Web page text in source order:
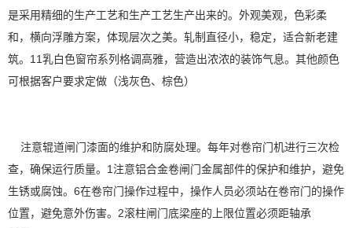
是采用精细的生产工艺和生产工艺生产出来的。外观美观，色彩柔
和，横向浮雕方案，体现层次之美。轧制直径小，稳定，适合新老建
筑。11乳白色窗帘系列格调高雅，营造出浓浓的装饰气息。其他颜色
可根据客户要求定做（浅灰色、棕色）
注意辊道闸门漆面的维护和防腐处理。每年对卷帘门机进行三次检
查，确保运行质量。1注意铝合金卷闸门金属部件的保护和维护，避免
生锈或腐蚀。6在卷帘门操作过程中，操作人员必须站在卷帘门的操作
位置，避免意外伤害。2滚柱闸门底梁座的上限位置必须距轴承